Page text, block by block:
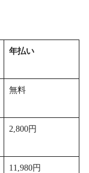
年払い
無料
2,800円
11,980円